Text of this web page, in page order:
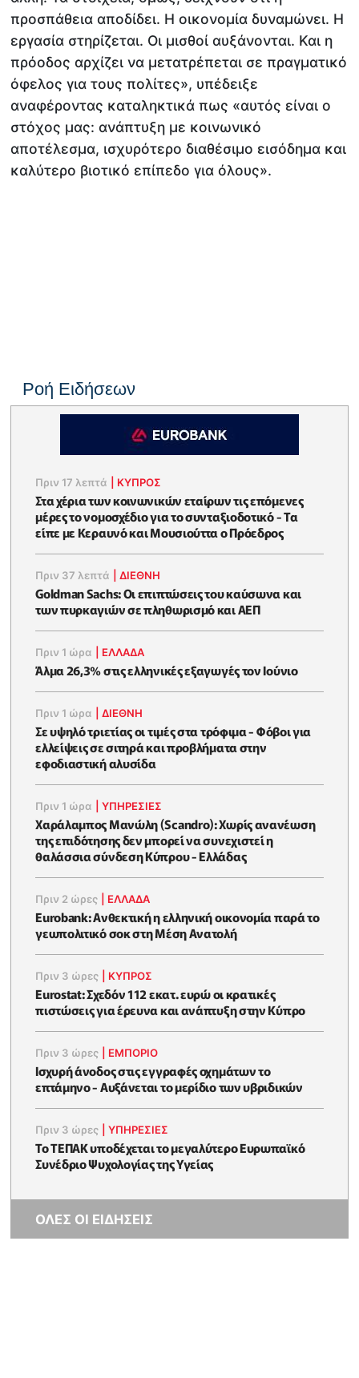
προσπάθεια αποδίδει. Η οικονομία δυναμώνει. Η
εργασία στηρίζεται. Οι μισθοί αυξάνονται. Και η
πρόοδος αρχίζει να μετατρέπεται σε πραγματικό
όφελος για τους πολίτες», υπέδειξε
αναφέροντας καταληκτικά πως «αυτός είναι ο
στόχος μας: ανάπτυξη με κοινωνικό
αποτέλεσμα, ισχυρότερο διαθέσιμο εισόδημα και
καλύτερο βιοτικό επίπεδο για όλους».
Ροή Ειδήσεων
Πριν 17 λεπτά ΚΥΠΡΟΣ
Στα χέρια των κοινωνικών εταίρων τις επόμενες
μέρες το νομοσχέδιο για το συνταξιοδοτικό - Τα
είπε με Κεραυνό και Μουσιούττα ο Πρόεδρος
Πριν 37 λεπτά |ΔΙΕΘΝΗ
Goldman Sachs: Οι επιπτώσεις του καύσωνα και
των πυρκαγιών σε πληθωρισμό και ΑΕΠ
Πριν 1 ώρα ΕΛΛΆΔΑ
Άλμα 26,3% στις ελληνικές εξαγωγές τον Ιούνιο
Πριν 1 ώρα |ΔΙΕΘΝΗ
Σε υψηλό τριετίας οι τιμές στα τρόφιμα - Φόβοι για
ελλείψεις σε σιτηρά και προβλήματα στην
εφοδιαστική αλυσίδα
Πριν 1 ώρα |ΥΠΗΡΕΣΙΕΣ
Χαράλαμπος Μανώλη (Scandro): Χωρίς ανανέωση
της επιδότησης δεν μπορεί να συνεχιστεί η
θαλάσσια σύνδεση Κύπρου - Ελλάδας
Πριν 2 ώρες ΕΛΛΆΔΑ
Eurobank: Ανθεκτική η ελληνική οικονομία παρά το
γεωπολιτικό σοκ στη Μέση Ανατολή
Πριν 3 ώρες ΚΥΠΡΟΣ
Eurostat: Σχεδόν 112 εκατ. ευρώ οι κρατικές
πιστώσεις για έρευνα και ανάπτυξη στην Κύπρο
Πριν 3 ώρες ΕΜΠΟΡΙΟ
Ισχυρή άνοδος στις εγγραφές οχημάτων το
επτάμηνο - Αυξάνεται το μερίδιο των υβριδικών
Πριν 3 ώρες |ΥΠΗΡΕΣΙΕΣ
Το ΤΕΠΑΚ υποδέχεται το μεγαλύτερο Ευρωπαϊκό
Συνέδριο Ψυχολογίας της Υγείας
ΟΛΕΣ ΟΙ ΕΙΔΗΣΕΙΣ